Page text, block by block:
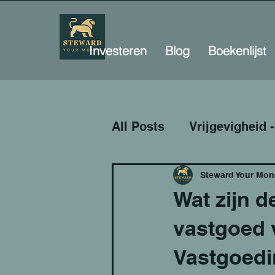
Investeren Blog Boekenlijst
All Posts Vrijgevigheid
FIRE Methode
Investeren
Wat zijn
vastgoed
Steward Your